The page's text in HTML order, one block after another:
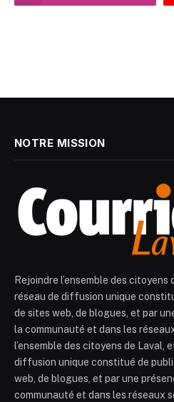
NOTRE MISSION
Rejoindre l’ensemble des
réseau de diffusion unique
de sites web, de blogues, et par
la communauté et dans les
l’ensemble des citoyens de Laval,
diffusion unique constitué de
web, de blogues, et par une
communauté et dans les réseaux